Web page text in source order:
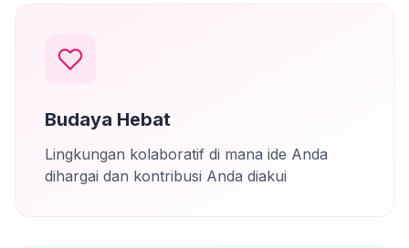
Budaya Hebat
Lingkungan kolaboratif di mana ide Anda
dihargai dan kontribusi Anda diakui